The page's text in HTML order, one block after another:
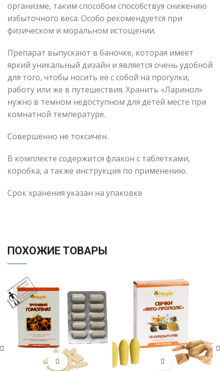
организме, таким способом способствуя снижению
избыточного веса. Особо рекомендуется при
физическом и моральном истощении.
Препарат выпускают в баночке, которая имеет
яркий уникальный дизайн и является очень удобной
для того, чтобы носить её с собой на прогулки,
работу или же в путешествия. Хранить «Ларинол»
нужно в темном недоступном для детей месте при
комнатной температуре.
Совершенно не токсичен.
В комплекте содержится флакон с таблетками,
коробка, а также инструкция по применению.
Срок хранения указан на упаковке
ПОХОЖИЕ ТОВАРЫ